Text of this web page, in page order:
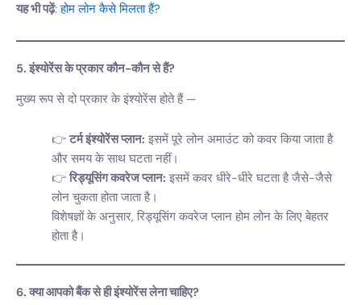
यह भी पढ़ें:होम लोन कैसे मिलता हैं?
5. इंश्योरेंस के प्रकार कौन-कौन से हैं?
मुख्य रूप से दो प्रकार के इंश्योरेंस होते हैं —
टर्म इंश्योरेंस प्लान: इसमें पूरे लोन अमाउंट को कवर किया जाता है
और समय के साथ घटता नहीं।
रिड्यूसिंग कवरेज प्लान: इसमें कवर धीरे-धीरे घटता है जैसे-जैसे
लोन चुकता होता जाता है।
विशेषज्ञों के अनुसार, रिड्यूसिंग कवरेज प्लान होम लोन के लिए बेहतर
होता है।
6. क्या आपको बैंक से ही इंश्योरेंस लेना चाहिए?